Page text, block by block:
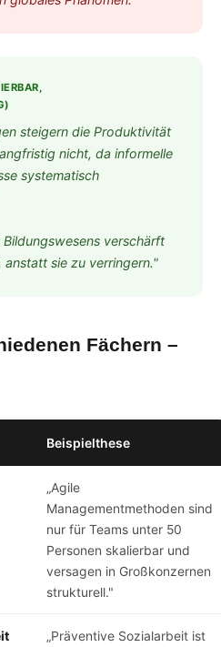
steigern die Produktivität
nicht, da informelle
systematisch
Bildungswesens verschärft
anstatt sie zu verringern."
Fächern –
Beispielthese
„Agile
Managementmethoden sind
nur für Teams unter 50
Personen skalierbar und
versagen in Großkonzernen
strukturell."
„Präventive Sozialarbeit ist